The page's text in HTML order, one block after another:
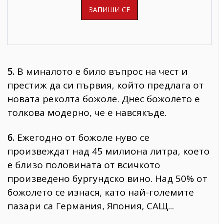
5. В миналото е било въпрос на чест и
престиж да си първия, който предлага от
новата реколта божоле. Днес божолето е
толкова модерно, че е навсякъде.
6. Ежегодно от божоле нуво се
произвеждат над 45 милиона литра, което
е близо половината от всичкото
произведено бургундско вино. Над 50% от
божолето се изнася, като най-големите
пазари са Германия, Япония, САЩ...